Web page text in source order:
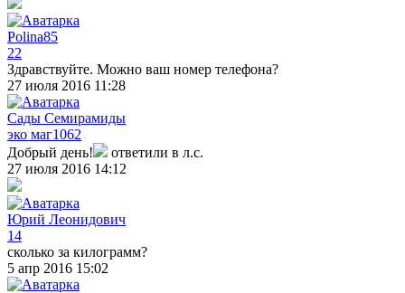
Polina85
22
Здравствуйте. Можно ваш номер телефона?
27 июля 2016 11:28
Сады Семирамиды
эко маг1062
Добрый день!
ответили в л.с.
27 июля 2016 14:12
Юрий Леонидович
14
сколько за килограмм?
5 апр 2016 15:02